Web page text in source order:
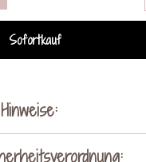
Sofortkauf
Hinweise:
um ein Naturprodukt